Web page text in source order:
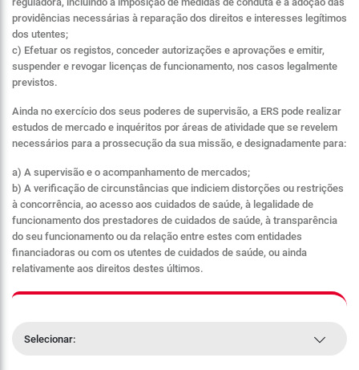
providências necessárias à reparação dos direitos e interesses legítimos
dos utentes;
c) Efetuar os registos, conceder autorizações e aprovações e emitir,
suspender e revogar licenças de funcionamento, nos casos legalmente
previstos.
Ainda no exercício dos seus poderes de supervisão, a ERS pode realizar
estudos de mercado e inquéritos por áreas de atividade que se revelem
necessários para a prossecução da sua missão, e designadamente para:
a) A supervisão e o acompanhamento de mercados;
b) A verificação de circunstâncias que indiciem distorções ou restrições
à concorrência, ao acesso aos cuidados de saúde, à legalidade de
funcionamento dos prestadores de cuidados de saúde, à transparência
do seu funcionamento ou da relação entre estes com entidades
financiadoras ou com os utentes de cuidados de saúde, ou ainda
relativamente aos direitos destes últimos.
Selecionar: